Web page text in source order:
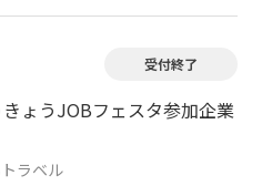
ょうJOBフェスタ参加企業
ラベル
受付終了